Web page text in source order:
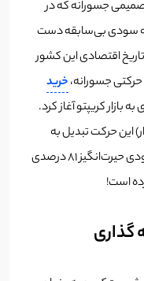
جسورانه که در
به سودی بی‌سابقه دست
عطفی در تاریخ اقتصادی این کشور
جسورانه،خرید
بازار کریپتو آغاز کرد.
به بالا 76 هزار دلار) این حرکت تبدیل به
جواهری برای این کشور کوچک شده و سودی حیرت‌انگیز ۸۱ درصدی
گذاری